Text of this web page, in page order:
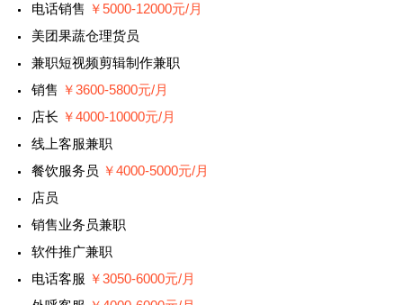
电话销售 ￥5000-12000元/月
美团果蔬仓理货员
兼职短视频剪辑制作兼职
销售 ￥3600-5800元/月
店长 ￥4000-10000元/月
线上客服兼职
餐饮服务员 ￥4000-5000元/月
店员
销售业务员兼职
软件推广兼职
电话客服 ￥3050-6000元/月